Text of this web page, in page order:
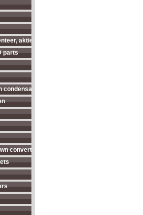
aktieve antenne's enz...
parts
condensatoren
converters